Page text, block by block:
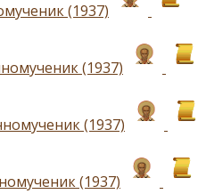
(1937)
(1937)
(1937)
(1937)